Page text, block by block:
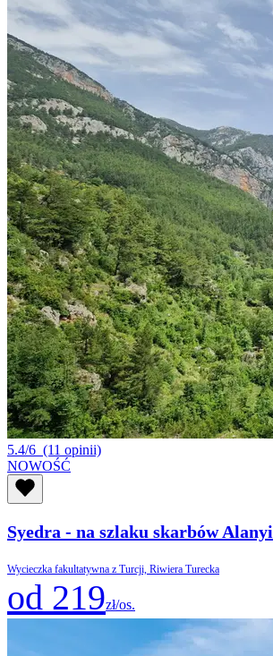
5.4/6 (11 opinii)
NOWOŚĆ
Syedra - na szlaku skarbów Alanyi
Wycieczka fakultatywna z Turcji, Riwiera Turecka
od 219zł/os.